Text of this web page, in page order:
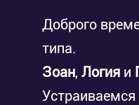
Доброго
типа.
Зоан, Логия и